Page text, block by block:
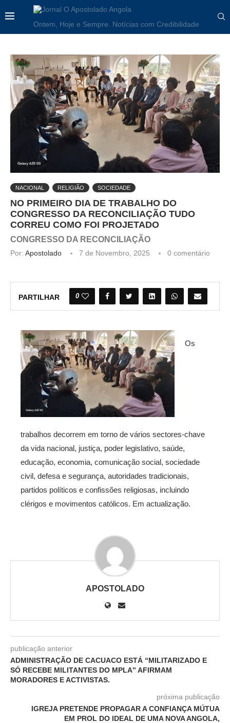
Ontem, Hoje e Sempre. Notícias com Credibilidade
NACIONAL RELIGIÃO SOCIEDADE
NO PRIMEIRO DIA DE TRABALHO DO
CONGRESSO DA RECONCILIAÇÃO TUDO
CORREU COMO FOI PROJETADO
CONGRESSO DA RECONCILIAÇÃO
Por: Apostolado 7 de Novembro, 2025 0 comentário
PARTILHAR 0
Os
trabalhos decorrem em torno de vários sectores-chave
da vida nacional, justiça, poder legislativo, saúde,
educação, economia, comunicação social, sociedade
civil, defesa e segurança, autoridades tradicionais,
partidos políticos e confissões religiosas, incluindo
clérigos e movimentos católicos. Em actualização.
APOSTOLADO
publicação anterior
ADMINISTRAÇÃO DE CACUACO ESTÁ “MILITARIZADO E
SÓ RECEBE MILITANTES DO MPLA” AFIRMAM
MORADORES E ACTIVISTAS.
próxima publicação
IGREJA PRETENDE PROPAGAR A CONFIANÇA MÚTUA
EM PROL DO IDEAL DE UMA NOVA ANGOLA,